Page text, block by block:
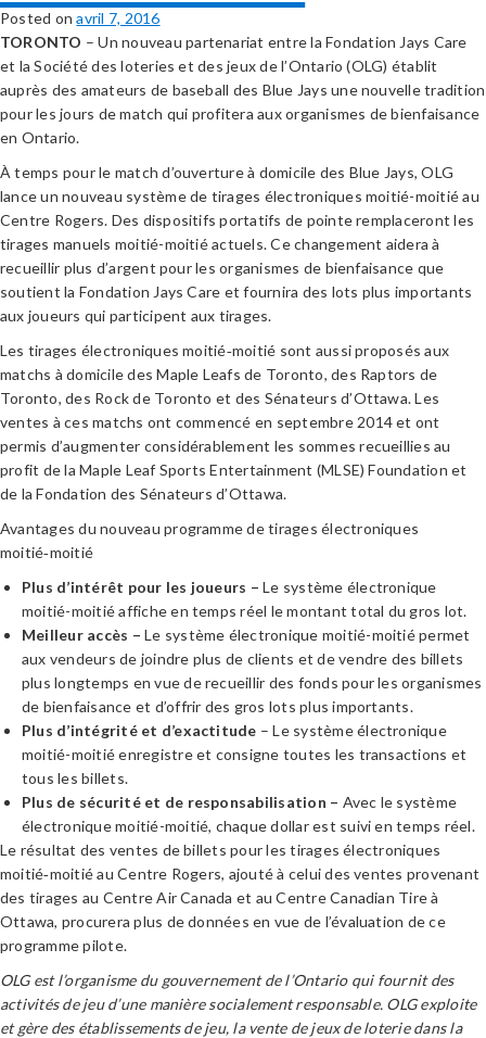
Posted onavril 7, 2016
TORONTO – Un nouveau partenariat entre la Fondation Jays Care
et la Société des loteries et des jeux de l’Ontario (OLG) établit
auprès des amateurs de baseball des Blue Jays une nouvelle tradition
pour les jours de match qui profitera aux organismes de bienfaisance
en Ontario.
À temps pour le match d’ouverture à domicile des Blue Jays, OLG
lance un nouveau système de tirages électroniques moitié-moitié au
Centre Rogers. Des dispositifs portatifs de pointe remplaceront les
tirages manuels moitié-moitié actuels. Ce changement aidera à
recueillir plus d’argent pour les organismes de bienfaisance que
soutient la Fondation Jays Care et fournira des lots plus importants
aux joueurs qui participent aux tirages.
Les tirages électroniques moitié‑moitié sont aussi proposés aux
matchs à domicile des Maple Leafs de Toronto, des Raptors de
Toronto, des Rock de Toronto et des Sénateurs d’Ottawa. Les
ventes à ces matchs ont commencé en septembre 2014 et ont
permis d’augmenter considérablement les sommes recueillies au
profit de la Maple Leaf Sports Entertainment (MLSE) Foundation et
de la Fondation des Sénateurs d’Ottawa.
Avantages du nouveau programme de tirages électroniques
moitié‑moitié
Plus d’intérêt pour les joueurs – Le système électronique
moitié-moitié affiche en temps réel le montant total du gros lot.
Meilleur accès – Le système électronique moitié-moitié permet
aux vendeurs de joindre plus de clients et de vendre des billets
plus longtemps en vue de recueillir des fonds pour les organismes
de bienfaisance et d’offrir des gros lots plus importants.
Plus d’intégrité et d’exactitude – Le système électronique
moitié-moitié enregistre et consigne toutes les transactions et
tous les billets.
Plus de sécurité et de responsabilisation – Avec le système
électronique moitié-moitié, chaque dollar est suivi en temps réel.
Le résultat des ventes de billets pour les tirages électroniques
moitié‑moitié au Centre Rogers, ajouté à celui des ventes provenant
des tirages au Centre Air Canada et au Centre Canadian Tire à
Ottawa, procurera plus de données en vue de l’évaluation de ce
programme pilote.
OLG est l’organisme du gouvernement de l’Ontario qui fournit des
activités de jeu d’une manière socialement responsable. OLG exploite
et gère des établissements de jeu, la vente de jeux de loterie dans la